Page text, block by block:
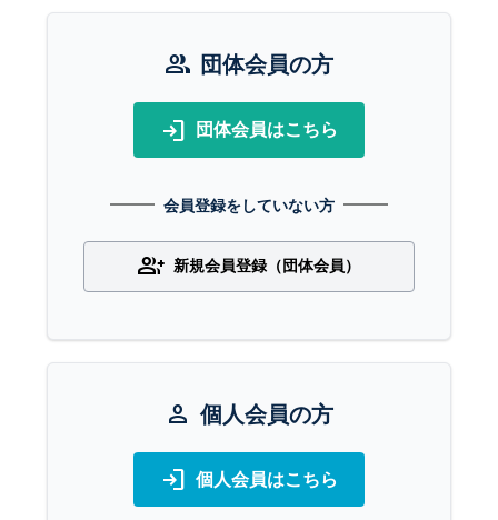
group 団体会員の方
login 団体会員はこちら
会員登録をしていない方
group_add 新規会員登録（団体会員）
person 個人会員の方
login 個人会員はこちら